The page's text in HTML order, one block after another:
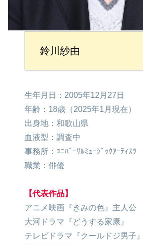
鈴川紗由
生年月日：2005年12月27日
年齢：18歳（2025年1月現在）
出身地：和歌山県
血液型：調査中
事務所：ﾕﾆﾊﾞｰｻﾙﾐｭｰｼﾞｯｸｱｰﾃｨｽﾂ
職業：俳優
【代表作品】
アニメ映画『きみの色』主人公
大河ドラマ『どうする家康』
テレビドラマ『クールドジ男子』